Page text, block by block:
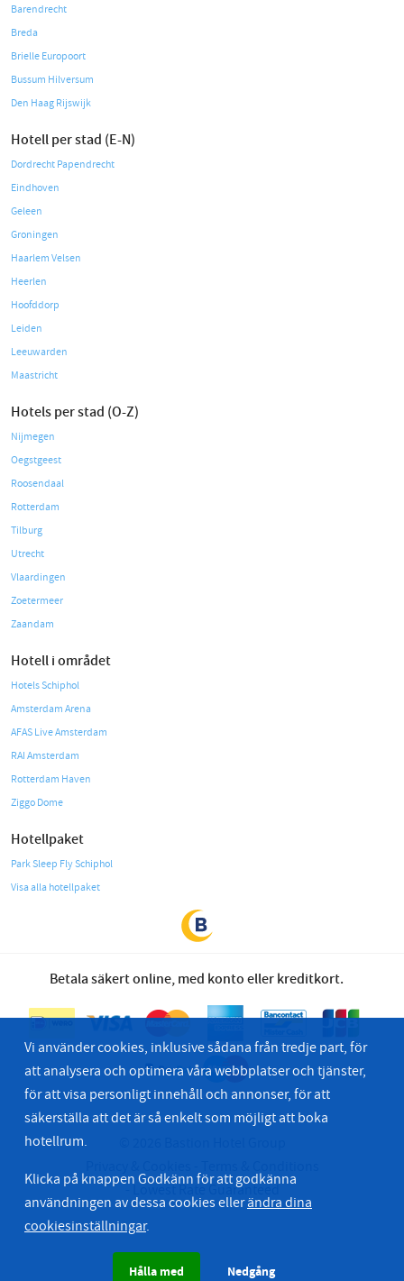
Barendrecht
Breda
Brielle Europoort
Bussum Hilversum
Den Haag Rijswijk
Hotell per stad (E-N)
Dordrecht Papendrecht
Eindhoven
Geleen
Groningen
Haarlem Velsen
Heerlen
Hoofddorp
Leiden
Leeuwarden
Maastricht
Hotels per stad (O-Z)
Nijmegen
Oegstgeest
Roosendaal
Rotterdam
Tilburg
Utrecht
Vlaardingen
Zoetermeer
Zaandam
Hotell i området
Hotels Schiphol
Amsterdam Arena
AFAS Live Amsterdam
RAI Amsterdam
Rotterdam Haven
Ziggo Dome
Hotellpaket
Park Sleep Fly Schiphol
Visa alla hotellpaket
Betala säkert online, med konto eller kreditkort.
Lowest Rate Guaranteed
Vi använder cookies, inklusive sådana från tredje part, för
att analysera och optimera våra webbplatser och tjänster,
för att visa personligt innehåll och annonser, för att
säkerställa att det är så enkelt som möjligt att boka
hotellrum.
Klicka på knappen Godkänn för att godkänna
användningen av dessa cookies ellerändra dina
cookiesinställningar.
Hålla med Nedgång